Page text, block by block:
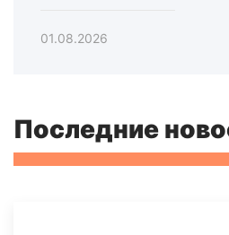
01.08.2026
Последние